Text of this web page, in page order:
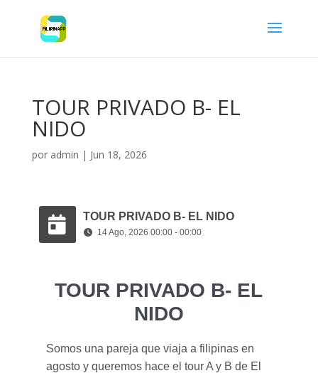
TOUR PRIVADO B- EL
NIDO
por admin | Jun 18, 2026
TOUR PRIVADO B- EL NIDO
14 Ago, 2026 00:00 - 00:00
TOUR PRIVADO B- EL
NIDO
Somos una pareja que viaja a filipinas en
agosto y queremos hace el tour A y B de El